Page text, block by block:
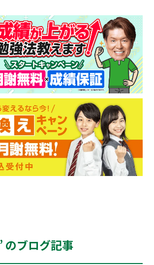
のブログ記事